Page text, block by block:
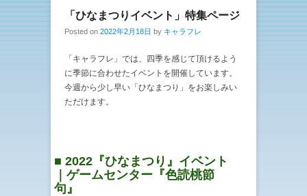
「ひなまつりイベント」特集ページ
Posted on 2022年2月18日 by キャラフレ
「キャラフレ」では、四季を感じて頂けるよう
に季節に合わせたイベントを開催しています。
今週から少し早い「ひなまつり」をお楽しみい
ただけます。
■ 2022『ひなまつり』イベント
｜ゲームセンター『色読桃節
句』